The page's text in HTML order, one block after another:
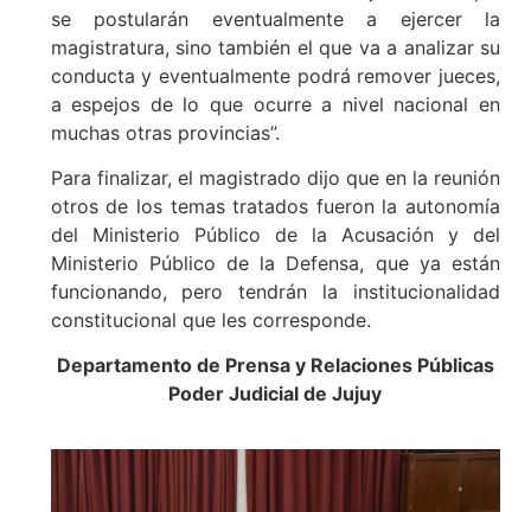
se postularán eventualmente a ejercer la
magistratura, sino también el que va a analizar su
conducta y eventualmente podrá remover jueces,
a espejos de lo que ocurre a nivel nacional en
muchas otras provincias”.
Para finalizar, el magistrado dijo que en la reunión
otros de los temas tratados fueron la autonomía
del Ministerio Público de la Acusación y del
Ministerio Público de la Defensa, que ya están
funcionando, pero tendrán la institucionalidad
constitucional que les corresponde.
Departamento de Prensa y Relaciones Públicas
Poder Judicial de Jujuy